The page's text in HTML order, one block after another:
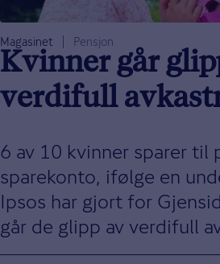
Magasinet Pensjon
Kvinner går
verdifull
6 av 10 kvinner sparer til
sparekonto, ifølge en
Ipsos har gjort for
går de glipp av verdifull